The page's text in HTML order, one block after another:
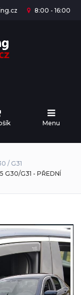
8:00 - 16:00
Menu
/ G31
G30/G31 - PŘEDNÍ